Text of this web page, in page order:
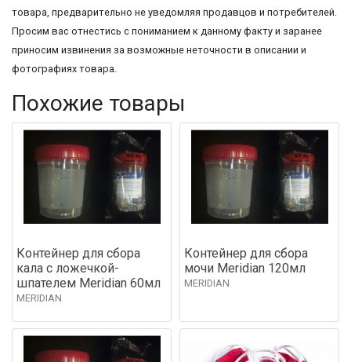
товара, предварительно не уведомляя продавцов и потребителей.
Просим вас отнестись с пониманием к данному факту и заранее
приносим извинения за возможные неточности в описании и
фотографиях товара.
Похожие товары
Контейнер для сбора
кала с ложечкой-
шпателем Meridian 60мл
MERIDIAN
Контейнер для сбора
мочи Meridian 120мл
MERIDIAN